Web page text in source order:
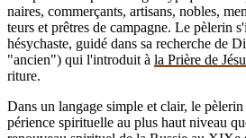
naires, com­mer­çants, arti­sans, nobles,
teurs et prêtres de cam­pagne. Le pèle­rin
hésy­chaste, guidé dans sa recherche de
"ancien") qui l'in­tro­duit à la Prière de
ri­ture.
Dans un lan­gage simple et clair, le
pé­rience spi­ri­tuelle au plus haut niveau